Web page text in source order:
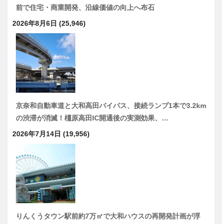
前で住宅・商業開発、沿線価値の向上へ布石
2026年8月6日 (25,946)
京奈和自動車道と大和高田バイパス、接続ランプ1本で3.2km
の渋滞が消滅！橿原高田IC開通後の実測効果、…
2026年7月14日 (19,956)
りんくうタウン駅前約7万㎡で大和ハウスの再開発計画が浮